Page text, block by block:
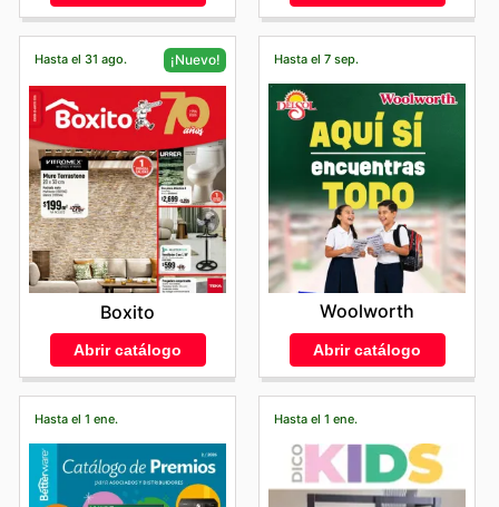
Hasta el 31 ago. ¡Nuevo!
Boxito
Abrir catálogo
Hasta el 7 sep.
Woolworth
Abrir catálogo
Hasta el 1 ene. Hasta el 1 ene.